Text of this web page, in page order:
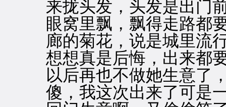
来拢头发，头发是出门
眼窝里飘，飘得走路都
廊的菊花，说是城里流
想想真是后悔，出来都
以后再也不做她生意了
傻，我这次出来了可是